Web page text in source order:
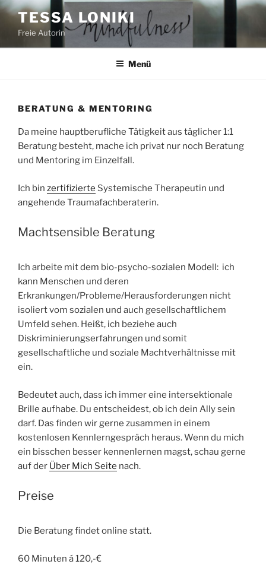
Zum
Inhalt
springen
TESSA LONIKI
Freie Autorin
Menü
BERATUNG & MENTORING
Da meine hauptberufliche Tätigkeit aus täglicher 1:1
Beratung besteht, mache ich privat nur noch Beratung
und Mentoring im Einzelfall.
Ich bin zertifizierte Systemische Therapeutin und
angehende Traumafachberaterin.
Machtsensible Beratung
Ich arbeite mit dem bio-psycho-sozialen Modell: ich
kann Menschen und deren
Erkrankungen/Probleme/Herausforderungen nicht
isoliert vom sozialen und auch gesellschaftlichem
Umfeld sehen. Heißt, ich beziehe auch
Diskriminierungserfahrungen und somit
gesellschaftliche und soziale Machtverhältnisse mit
ein.
Bedeutet auch, dass ich immer eine intersektionale
Brille aufhabe. Du entscheidest, ob ich dein Ally sein
darf. Das finden wir gerne zusammen in einem
kostenlosen Kennlerngespräch heraus. Wenn du mich
ein bisschen besser kennenlernen magst, schau gerne
auf der Über Mich Seite nach.
Preise
Die Beratung findet online statt.
60 Minuten á 120,-€